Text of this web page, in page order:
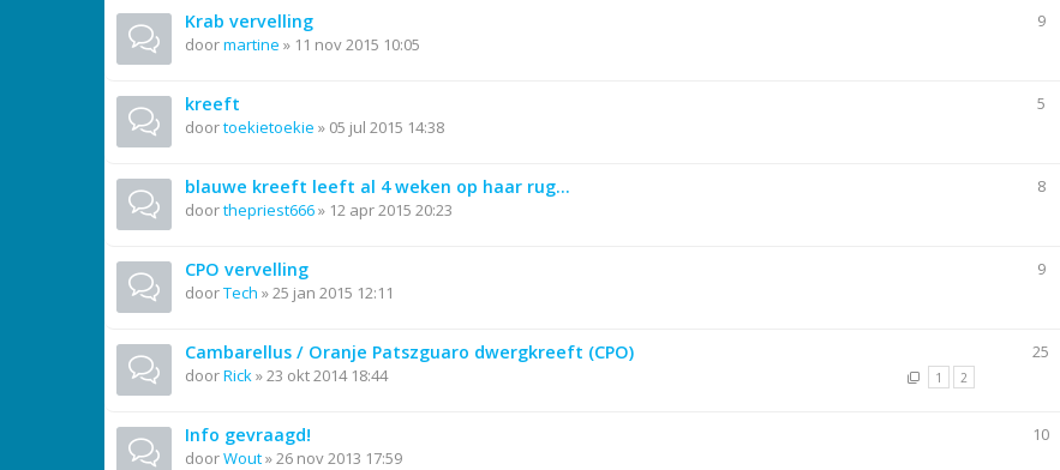
Krab vervelling
doormartine » 11 nov 2015 10:05
9
kreeft
doortoekietoekie » 05 jul 2015 14:38
5
blauwe kreeft leeft al 4 weken op haar rug...
doorthepriest666» 12 apr 2015 20:23
8
CPO vervelling
doorTech »25 jan 2015 12:11
9
Cambarellus / Oranje Patszguaro dwergkreeft (CPO)
doorRick»23 okt 2014 18:44 1 2
25
Info gevraagd!
doorWout»26 nov 2013 17:59
10